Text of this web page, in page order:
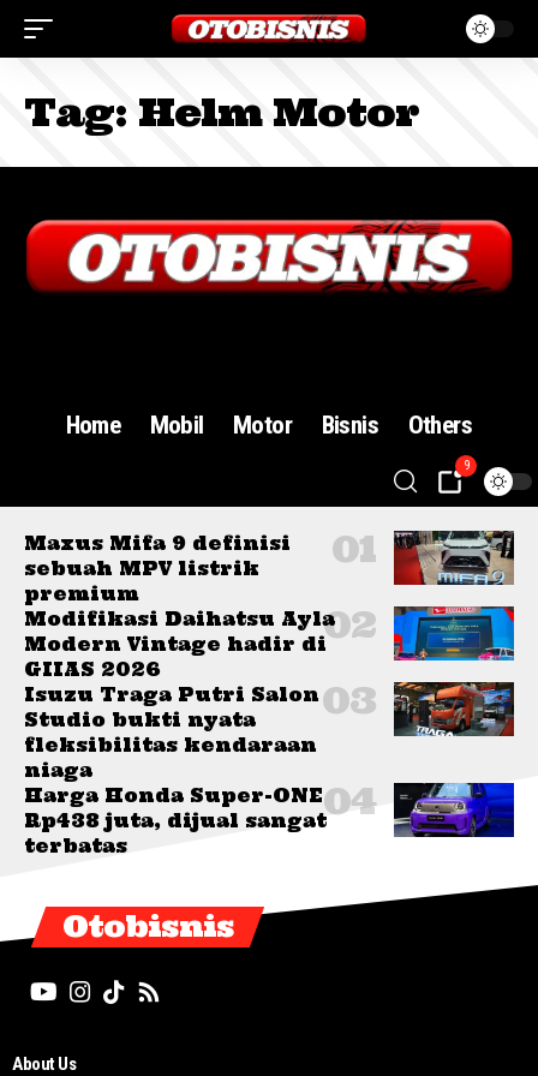
Tag: Helm Motor
Home Mobil Motor Bisnis Others
9
Maxus Mifa 9 definisi
sebuah MPV listrik
premium
Modifikasi Daihatsu Ayla
Modern Vintage hadir di
GIIAS 2026
Isuzu Traga Putri Salon
Studio bukti nyata
fleksibilitas kendaraan
niaga
Harga Honda Super-ONE
Rp438 juta, dijual sangat
terbatas
Otobisnis
About Us